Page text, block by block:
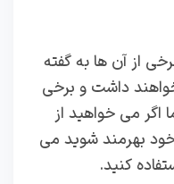
از آن ها به گفته
داشت و برخی
اگر می خواهید از
خود بهرمند شوید می
کنید.